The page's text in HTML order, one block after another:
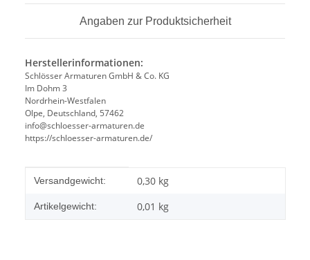
Angaben zur Produktsicherheit
Herstellerinformationen:
Schlösser Armaturen GmbH & Co. KG
Im Dohm 3
Nordrhein-Westfalen
Olpe, Deutschland, 57462
info@schloesser-armaturen.de
https://schloesser-armaturen.de/
Produkteigenschaft
Wert
Versandgewicht: 0,30 kg
Artikelgewicht: 0,01 kg